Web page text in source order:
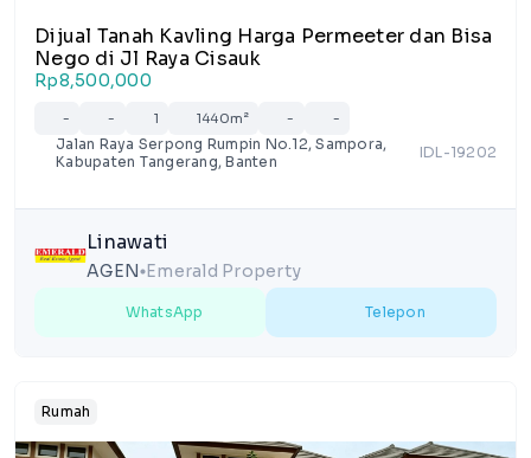
Dijual Tanah Kavling Harga Permeeter dan Bisa
Nego di Jl Raya Cisauk
Rp8,500,000
- - 1 1440m² - -
Jalan Raya Serpong Rumpin No.12, Sampora,
Kabupaten Tangerang, Banten
IDL-19202
Linawati
AGEN lens Emerald Property
WhatsApp Telepon
Rumah